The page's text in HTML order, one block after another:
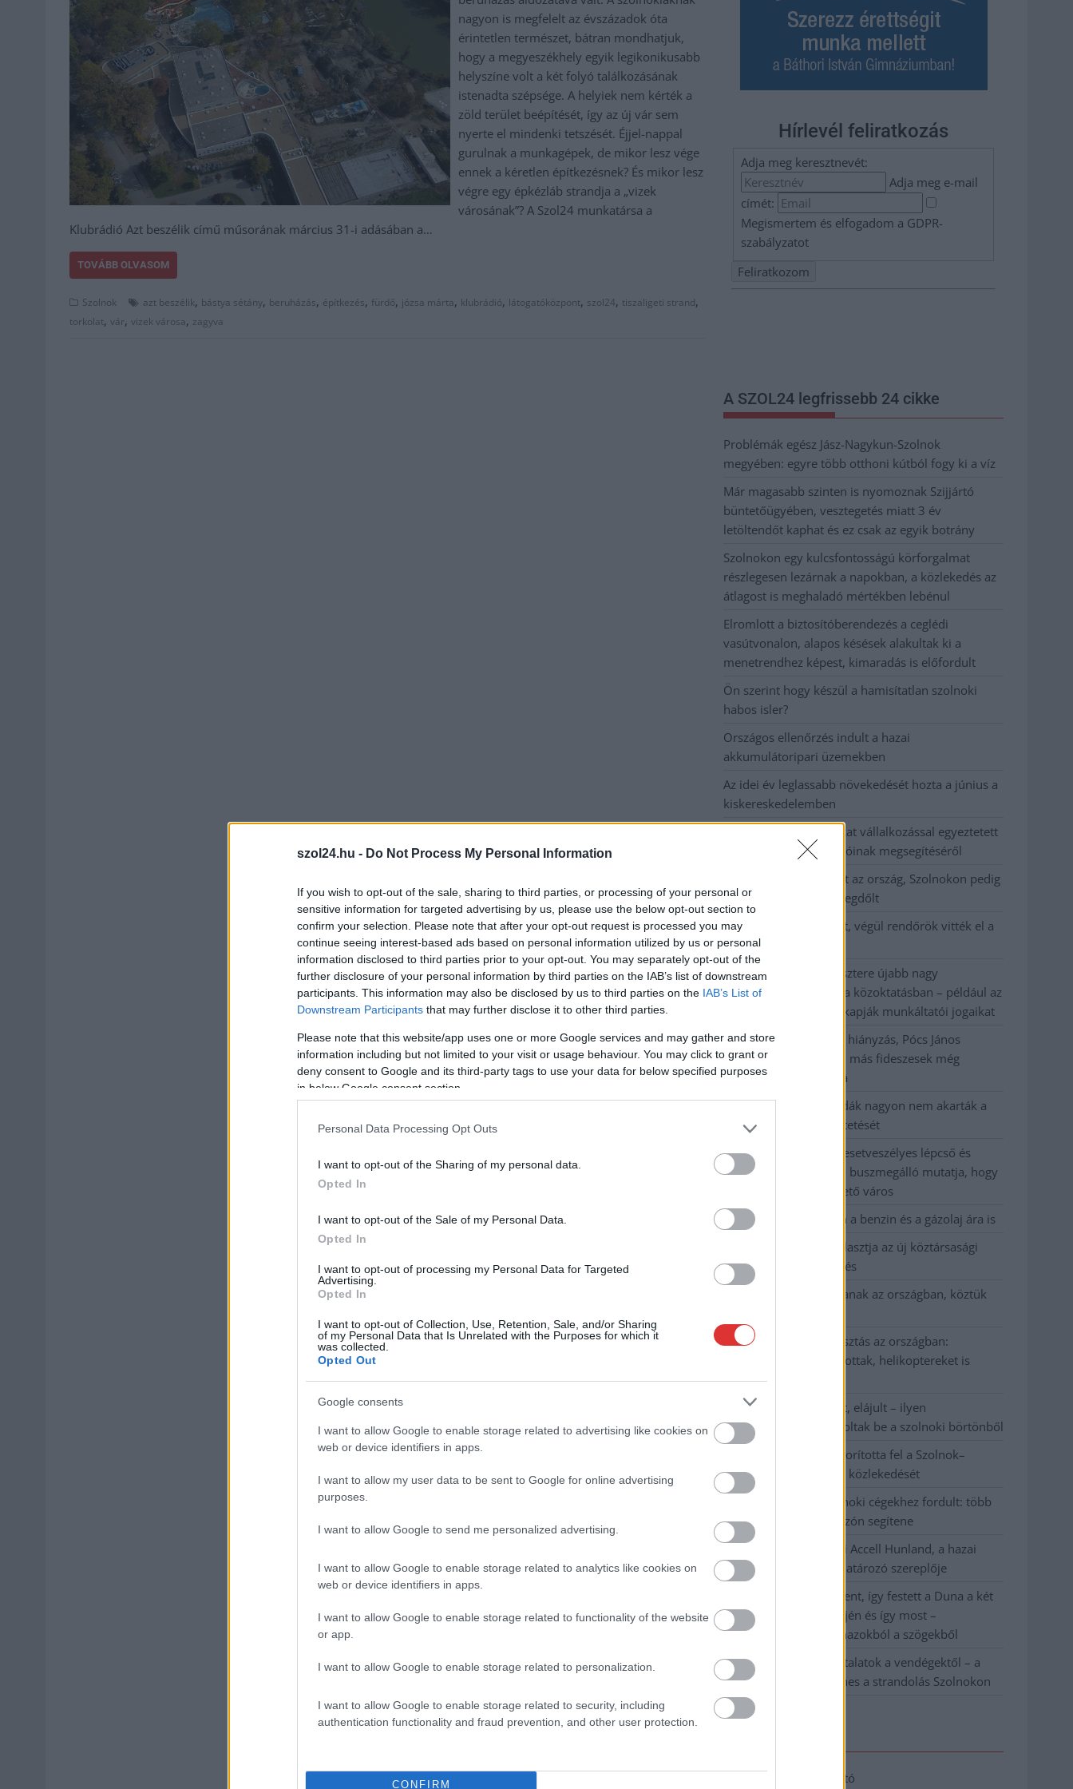
szol24.hu - Do Not Process My Personal Information
If you wish to opt-out of the sale, sharing to third parties, or processing of your personal or
sensitive information for targeted advertising by us, please use the below opt-out section to
confirm your selection. Please note that after your opt-out request is processed you may
continue seeing interest-based ads based on personal information utilized by us or personal
information disclosed to third parties prior to your opt-out. You may separately opt-out of the
further disclosure of your personal information by third parties on the IAB’s list of downstream
participants. This information may also be disclosed by us to third parties on the IAB’s List of
Downstream Participants that may further disclose it to other third parties.
Please note that this website/app uses one or more Google services and may gather and store
information including but not limited to your visit or usage behaviour. You may click to grant or
deny consent to Google and its third-party tags to use your data for below specified purposes
in below Google consent section.
Personal Data Processing Opt Outs
I want to opt-out of the Sharing of my personal data.
Opted In
I want to opt-out of the Sale of my Personal Data.
Opted In
I want to opt-out of processing my Personal Data for Targeted
Advertising.
Opted In
I want to opt-out of Collection, Use, Retention, Sale, and/or Sharing
of my Personal Data that Is Unrelated with the Purposes for which it
was collected.
Opted Out
Google consents
I want to allow Google to enable storage related to advertising like cookies on
web or device identifiers in apps.
I want to allow my user data to be sent to Google for online advertising
purposes.
I want to allow Google to send me personalized advertising.
I want to allow Google to enable storage related to analytics like cookies on
web or device identifiers in apps.
I want to allow Google to enable storage related to functionality of the website
or app.
I want to allow Google to enable storage related to personalization.
I want to allow Google to enable storage related to security, including
authentication functionality and fraud prevention, and other user protection.
CONFIRM
nagyon is megfelelt az évszázadok óta
érintetlen természet, bátran mondhatjuk,
hogy a megyeszékhely egyik legikonikusabb
helyszíne volt a két folyó találkozásának
istenadta szépsége. A helyiek nem kérték a
zöld terület beépítését, így az új vár sem
nyerte el mindenki tetszését. Éjjel-nappal
gurulnak a munkagépek, de mikor lesz vége
ennek a kéretlen építkezésnek? És mikor lesz
végre egy épkézláb strandja a „vizek
városának”? A Szol24 munkatársa a
Klubrádió Azt beszélik című műsorának március 31-i adásában a…
TOVÁBB OLVASOM
Szolnok azt beszélik, bástya sétány, beruházás, építkezés, fürdő, józsa márta, klubrádió, látogatóközpont, szol24, tiszaligeti strand,
torkolat, vár, vizek városa, zagyva
Hírlevél feliratkozás
Adja meg keresztnevét:
Adja meg e-mail
címét:
Megismertem és elfogadom a GDPR-
szabályzatot
A SZOL24 legfrissebb 24 cikke
Problémák egész Jász-Nagykun-Szolnok
megyében: egyre több otthoni kútból fogy ki a víz
Már magasabb szinten is nyomoznak Szijjártó
büntetőügyében, vesztegetés miatt 3 év
letöltendőt kaphat és ez csak az egyik botrány
Szolnokon egy kulcsfontosságú körforgalmat
részlegesen lezárnak a napokban, a közlekedés az
átlagost is meghaladó mértékben lebénul
Elromlott a biztosítóberendezés a ceglédi
vasútvonalon, alapos késések alakultak ki a
menetrendhez képest, kimaradás is előfordult
Ön szerint hogy készül a hamisítatlan szolnoki
habos isler?
Országos ellenőrzés indult a hazai
akkumulátoripari üzemekben
Az idei év leglassabb növekedését hozta a június a
kiskereskedelemben
Györfi Mihály több tucat vállalkozással egyeztetett
a kerékpárgyár dolgozóinak megsegítéséről
41 fok fölé forrósodott az ország, Szolnokon pedig
egy másik rekord is megdőlt
Egy telefonhívást akart, végül rendőrök vitték el a
mezőtúri férfit
A Tisza kormány minisztere újabb nagy
változásokról döntött a közoktatásban – például az
iskolaigazgatók visszakapják munkáltatói jogaikat
Sok volt az igazolatlan hiányzás, Pócs János
fizetéslevonást kapott, más fideszesek még
kevesebbet vittek haza
A Szolnok megyei gazdák nagyon nem akarták a
JÉGER további üzemeltetését
Csendélet 5.0: alig balesetveszélyes lépcső és
remek állapotban levő buszmegálló mutatja, hogy
Szolnok mennyire élhető város
Pénteken újra csökken a benzin és a gázolaj ára is
Napokon belül megválasztja az új köztársasági
elnököt az Országgyűlés
Kiterjedt tüzek pusztítanak az országban, köztük
Harmadfokú hőségriasztás az országban:
Szolnokon klímát javítottak, helikoptereket is
bevetettek a tüzeknél
A zárkában rosszul lett, elájult – ilyen
körülményekről számoltak be a szolnoki börtönből
Váratlan fennakadás borította fel a Szolnok–
Kecskemét vasútvonal közlekedését
A polgármester a szolnoki cégekhez fordult: több
száz elbocsátott dolgozón segítene
Csődbe ment a tószegi Accell Hunland, a hazai
kerékpárgyártás meghatározó szereplője
Egyszer fent, egyszer lent, így festett a Duna a két
évvel ezelőtti árvíz idején és így most –
fotógyűjtemény ugyanazokból a szögekből
Ilyenek eddig a tapasztalatok a vendégektől – a
hőhullám miatt ingyenes a strandolás Szolnokon
Adatkezelési tájékoztató